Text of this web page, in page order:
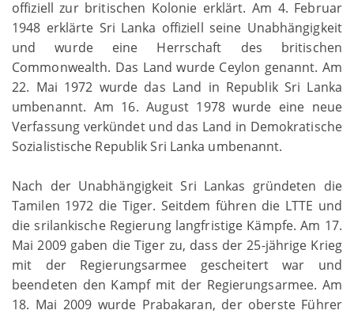
offiziell zur britischen Kolonie erklärt. Am 4. Februar
1948 erklärte Sri Lanka offiziell seine Unabhängigkeit
und wurde eine Herrschaft des britischen
Commonwealth. Das Land wurde Ceylon genannt. Am
22. Mai 1972 wurde das Land in Republik Sri Lanka
umbenannt. Am 16. August 1978 wurde eine neue
Verfassung verkündet und das Land in Demokratische
Sozialistische Republik Sri Lanka umbenannt.
Nach der Unabhängigkeit Sri Lankas gründeten die
Tamilen 1972 die Tiger. Seitdem führen die LTTE und
die srilankische Regierung langfristige Kämpfe. Am 17.
Mai 2009 gaben die Tiger zu, dass der 25-jährige Krieg
mit der Regierungsarmee gescheitert war und
beendeten den Kampf mit der Regierungsarmee. Am
18. Mai 2009 wurde Prabakaran, der oberste Führer